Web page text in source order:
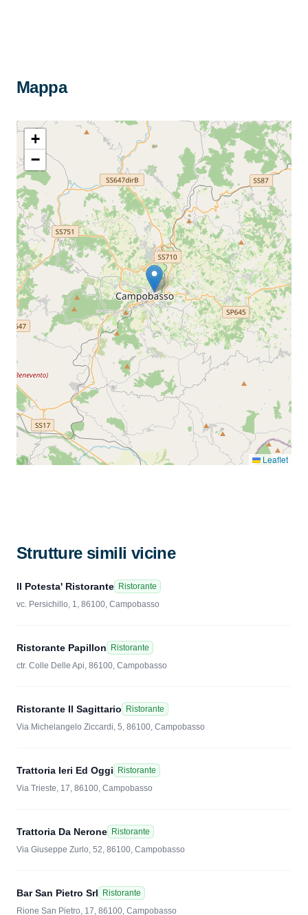
Mappa
+
−
Leaflet
Strutture simili vicine
Il Potesta' Ristorante Ristorante
vc. Persichillo, 1, 86100, Campobasso
Ristorante Papillon
Ristorante
ctr. Colle Delle Api, 86100, Campobasso
Ristorante Il Sagittario
Ristorante
Via Michelangelo Ziccardi, 5, 86100, Campobasso
Trattoria Ieri Ed Oggi
Ristorante
Via Trieste, 17, 86100, Campobasso
Trattoria Da Nerone Ristorante
Via Giuseppe Zurlo, 52, 86100, Campobasso
Bar San Pietro Srl
Ristorante
Rione San Pietro, 17, 86100, Campobasso